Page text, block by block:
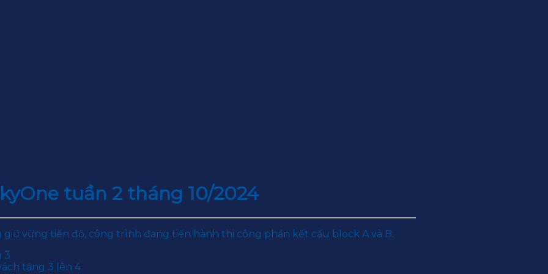
tuần 2 tháng 10/2024
vững tiến độ, công trình đang tiến hành thi công phần kết cấu block A và B:
3
tầng 3 lên 4